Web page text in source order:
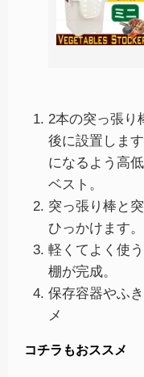
2本の突っ張り
後に設置しま
になるよう高
ベスト。
突っ張り棒と
ひっかけます。
軽くてよく使
棚が完成。
保存容器やふ
メ
コチラもおススメ